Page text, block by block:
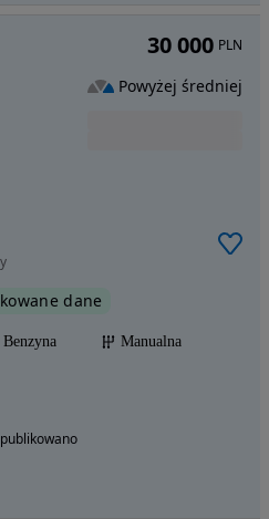
dane
Benzyna
Manualna
30 000 PLN
Powyżej średniej